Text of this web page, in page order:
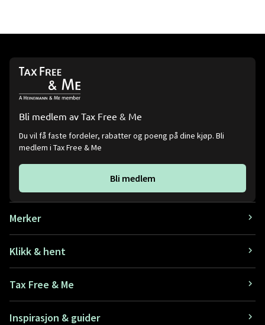
Bli medlem av Tax Free & Me
Du vil få faste fordeler, rabatter og poeng på dine kjøp. Bli
medlem i Tax Free & Me
Bli medlem
Merker
Klikk & hent
Tax Free & Me
Inspirasjon & guider